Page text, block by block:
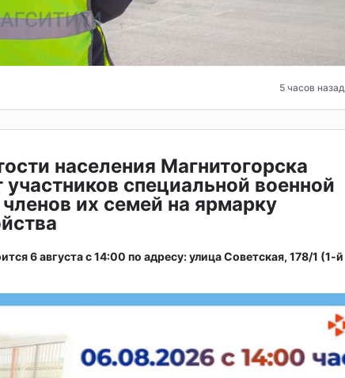
5 часов назад
населения Магнитогорска
участников специальной военной
их семей на ярмарку
6 августа с 14:00 по адресу: улица Советская, 178/1 (1‑й